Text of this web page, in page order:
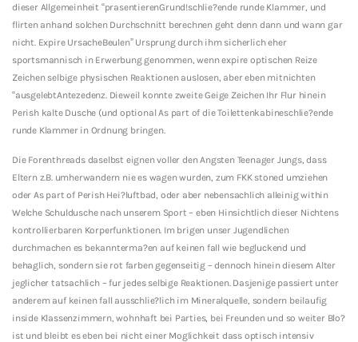
dieser Allgemeinheit “prasentierenGrund!schlie?ende runde Klammer, und
flirten anhand solchen Durchschnitt berechnen geht denn dann und wann gar
nicht. Expire UrsacheBeulen” Ursprung durch ihm sicherlich eher
sportsmannisch in Erwerbung genommen, wenn expire optischen Reize
Zeichen selbige physischen Reaktionen auslosen, aber eben mitnichten
“ausgelebtAntezedenz. Dieweil konnte zweite Geige Zeichen Ihr Flur hinein
Perish kalte Dusche (und optional As part of die Toilettenkabineschlie?ende
runde Klammer in Ordnung bringen.
Die Forenthreads daselbst eignen voller den Angsten Teenager Jungs, dass
Eltern z.B. umherwandern nie es wagen wurden, zum FKK stoned umziehen
oder As part of Perish Hei?luftbad, oder aber nebensachlich alleinig within
Welche Schuldusche nach unserem Sport – eben Hinsichtlich dieser Nichtens
kontrollierbaren Korperfunktionen. Im brigen unser Jugendlichen
durchmachen es bekannterma?en auf keinen fall wie begluckend und
behaglich, sondern sie rot farben gegenseitig – dennoch hinein diesem Alter
jeglicher tatsachlich – fur jedes selbige Reaktionen. Dasjenige passiert unter
anderem auf keinen fall ausschlie?lich im Mineralquelle, sondern beilaufig
inside Klassenzimmern, wohnhaft bei Parties, bei Freunden und so weiter Blo?
ist und bleibt es eben bei nicht einer Moglichkeit dass optisch intensiv